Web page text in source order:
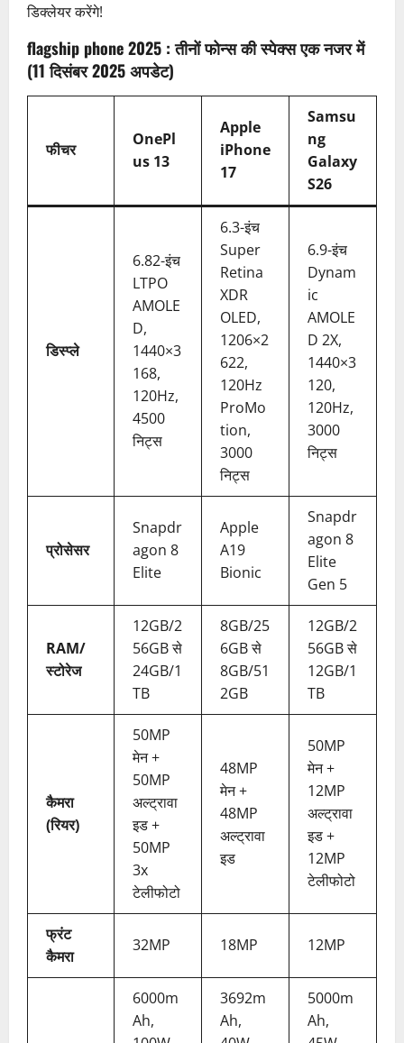
डिक्लेयर करेंगे!
flagship phone 2025 :तीनों फोन्स की स्पेक्स एक नजर में
(11 दिसंबर 2025 अपडेट)
फीचर
OnePl
us 13
Apple
iPhone
17
Samsu
ng
Galaxy
S26
डिस्प्ले
6.82-इंच
LTPO
AMOLE
D,
1440×3
168,
120Hz,
4500
निट्स
6.3-इंच
Super
Retina
XDR
OLED,
1206×2
622,
120Hz
ProMo
tion,
3000
निट्स
6.9-इंच
Dynam
ic
AMOLE
D 2X,
1440×3
120,
120Hz,
3000
निट्स
प्रोसेसर
Snapdr
agon 8
Elite
Apple
A19
Bionic
Snapdr
agon 8
Elite
Gen 5
RAM/
स्टोरेज
12GB/2
56GB से
24GB/1
TB
8GB/25
6GB से
8GB/51
2GB
12GB/2
56GB से
12GB/1
TB
कैमरा
(रियर)
50MP
मेन +
50MP
अल्ट्रावा
इड +
50MP
3x
टेलीफोटो
48MP
मेन +
48MP
अल्ट्रावा
इड
50MP
मेन +
12MP
अल्ट्रावा
इड +
12MP
टेलीफोटो
फ्रंट
कैमरा
32MP 18MP 12MP
6000m
Ah,
3692m
Ah,
5000m
Ah,